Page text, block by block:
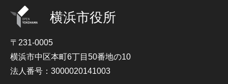
横浜市役所
〒231-0005
横浜市中区本町6丁目50番地の10
法人番号：3000020141003